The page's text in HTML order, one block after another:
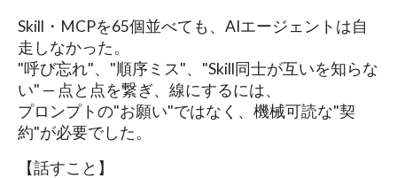
Skill・MCPを65個並べても、AIエージェントは自
走しなかった。
"呼び忘れ"、"順序ミス"、"Skill同士が互いを知らな
い" — 点と点を繋ぎ、線にするには、
プロンプトの"お願い"ではなく、機械可読な"契
約"が必要でした。
【話すこと】